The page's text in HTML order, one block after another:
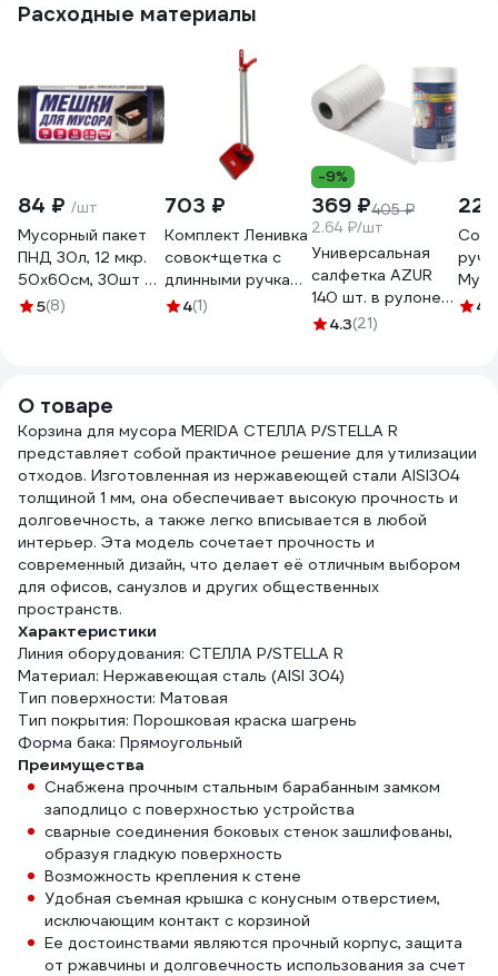
Расходные материалы
84 ₽ /шт
Мусорный пакет
ПНД 30л, 12 мкр.
50x60см, 30шт в
рулоне, черные
5(8)
703 ₽
Комплект Ленивка
совок+щетка с
длинными ручками
ЛЮКС - цвет
4(1)
-9%
369 ₽405 ₽
2.64 ₽/шт
Универсальная
салфетка AZUR
140 шт. в рулоне
22,5х25 020420
4.3(21)
4.5
О товаре
Корзина для мусора MERIDA СТЕЛЛА Р/STELLA R
представляет собой практичное решение для утилизации
отходов. Изготовленная из нержавеющей стали AISI304
толщиной 1 мм, она обеспечивает высокую прочность и
долговечность, а также легко вписывается в любой
интерьер. Эта модель сочетает прочность и
современный дизайн, что делает её отличным выбором
для офисов, санузлов и других общественных
пространств.
Характеристики
Линия оборудования: СТЕЛЛА Р/STELLA R
Материал: Нержавеющая сталь (AISI 304)
Тип поверхности: Матовая
Тип покрытия: Порошковая краска шагрень
Форма бака: Прямоугольный
Преимущества
Снабжена прочным стальным барабанным замком
заподлицо с поверхностью устройства
сварные соединения боковых стенок зашлифованы,
образуя гладкую поверхность
Возможность крепления к стене
Удобная съемная крышка с конусным отверстием,
исключающим контакт с корзиной
Ее достоинствами являются прочный корпус, защита
от ржавчины и долговечность использования за счет